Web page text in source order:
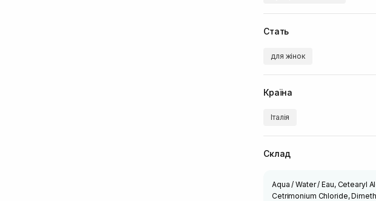
Стать
для жінок
Країна
Італія
Склад
Aqua / Water / Eau, Cetearyl
Cetrimonium Chloride,